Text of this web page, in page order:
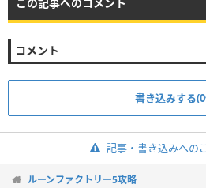
この記事へのコメント
コメント
書き込みする
記事・書き込みへの
ルーンファクトリー5攻略